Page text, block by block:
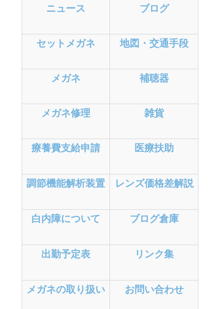
ニュース ブログ
セットメガネ 地図・交通手段
メガネ 補聴器
メガネ修理 雑貨
療養費支給申請 医療扶助
調節機能解析装置 レンズ価格差解説
白内障について ブログ倉庫
出勤予定表 リンク集
メガネの取り扱い お問い合わせ